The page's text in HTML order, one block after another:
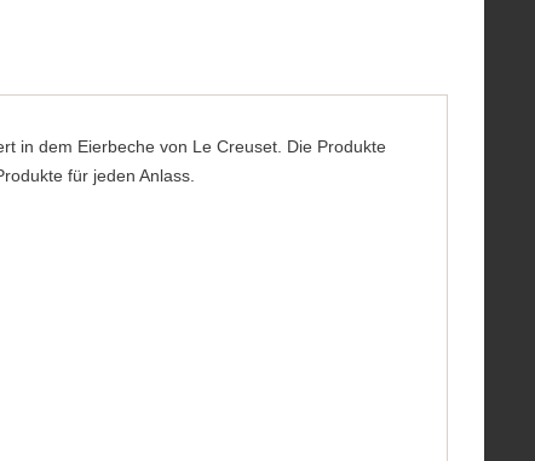
in dem Eierbeche von Le Creuset. Die Produkte
für jeden Anlass.